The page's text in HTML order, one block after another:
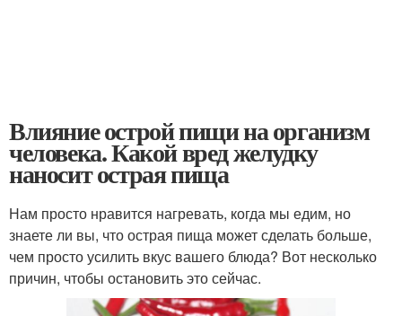
Влияние острой пищи на организм
человека. Какой вред желудку
наносит острая пища
Нам просто нравится нагревать, когда мы едим, но
знаете ли вы, что острая пища может сделать больше,
чем просто усилить вкус вашего блюда? Вот несколько
причин, чтобы остановить это сейчас.